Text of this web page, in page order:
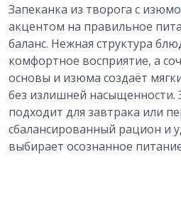
Запеканка из творога с
акцентом на правильное
баланс. Нежная структура
комфортное восприятие, а
основы и изюма создаёт
без излишней насыщенности.
подходит для завтрака или
сбалансированный рацион и
выбирает осознанное